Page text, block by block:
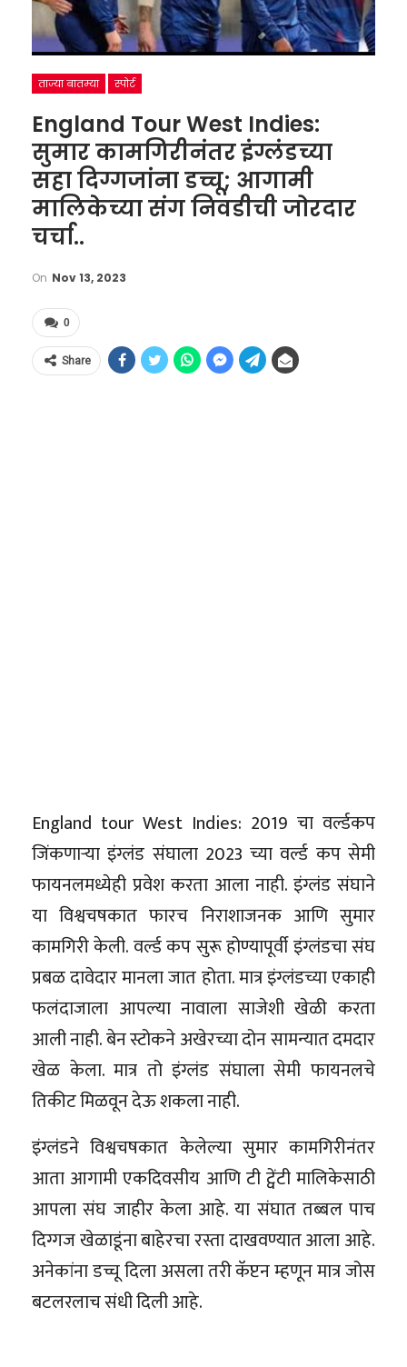
ताज्या बातम्या स्पोर्ट
England Tour West Indies:
सुमार कामगिरीनंतर इंग्लंडच्या
सहा दिग्गजांना डच्चू; आगामी
मालिकेच्या संग निवडीची जोरदार
चर्चा..
On Nov 13, 2023
0
Share
England tour West Indies: 2019 चा वर्ल्डकप
जिंकणाऱ्या इंग्लंड संघाला 2023 च्या वर्ल्ड कप सेमी
फायनलमध्येही प्रवेश करता आला नाही. इंग्लंड संघाने
या विश्वचषकात फारच निराशाजनक आणि सुमार
कामगिरी केली. वर्ल्ड कप सुरू होण्यापूर्वी इंग्लंडचा संघ
प्रबळ दावेदार मानला जात होता. मात्र इंग्लंडच्या एकाही
फलंदाजाला आपल्या नावाला साजेशी खेळी करता
आली नाही. बेन स्टोकने अखेरच्या दोन सामन्यात दमदार
खेळ केला. मात्र तो इंग्लंड संघाला सेमी फायनलचे
तिकीट मिळवून देऊ शकला नाही.
इंग्लंडने विश्वचषकात केलेल्या सुमार कामगिरीनंतर
आता आगामी एकदिवसीय आणि टी ट्वेंटी मालिकेसाठी
आपला संघ जाहीर केला आहे. या संघात तब्बल पाच
दिग्गज खेळाडूंना बाहेरचा रस्ता दाखवण्यात आला आहे.
अनेकांना डच्चू दिला असला तरी कॅप्टन म्हणून मात्र जोस
बटलरलाच संधी दिली आहे.